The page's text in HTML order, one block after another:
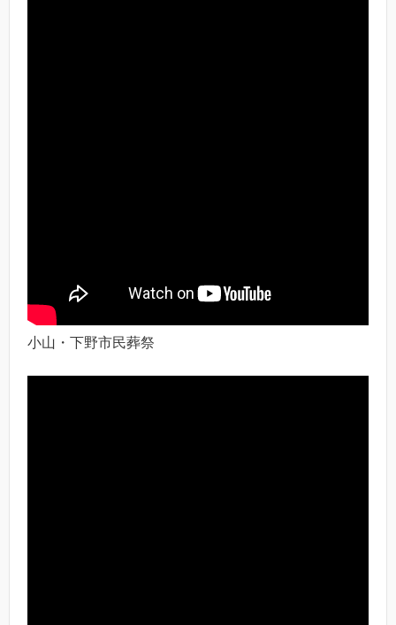
小山・下野市民葬祭